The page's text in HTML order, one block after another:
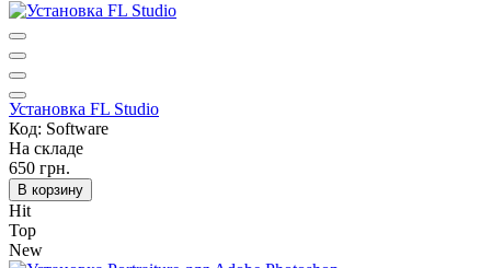
Установка FL Studio
Код: Software
На складе
650 грн.
В корзину
Hit
Top
New